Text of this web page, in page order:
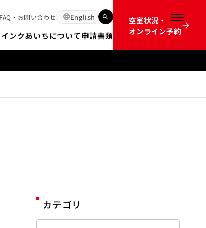
メニュー
FAQ・お問い合わせ English
ンクあいちについて申請書類
空室状況・
オンライン予約
カテゴリ